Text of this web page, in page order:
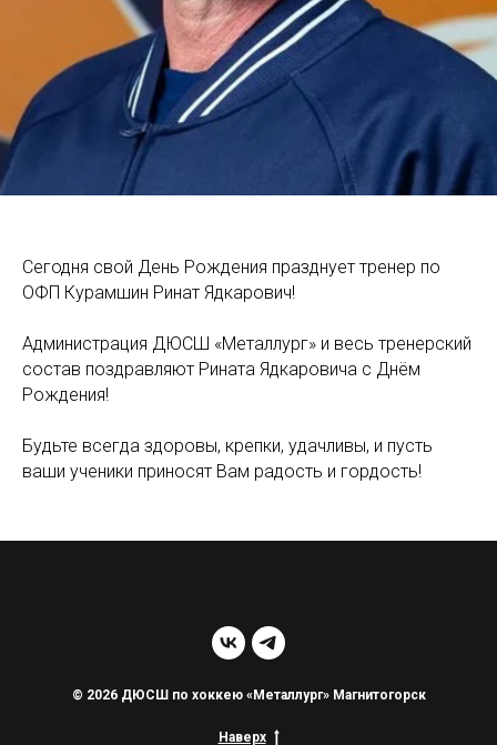
Сегодня свой День Рождения празднует тренер по
ОФП Курамшин Ринат Ядкарович!
Администрация ДЮСШ «Металлург» и весь тренерский
состав поздравляют Рината Ядкаровича с Днём
Рождения!
Будьте всегда здоровы, крепки, удачливы, и пусть
ваши ученики приносят Вам радость и гордость!
© 2026 ДЮСШ по хоккею «Металлург» Магнитогорск
Наверх